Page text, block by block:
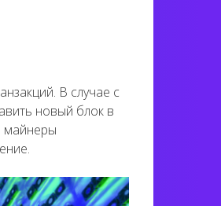
В случае с
новый блок в
майнеры